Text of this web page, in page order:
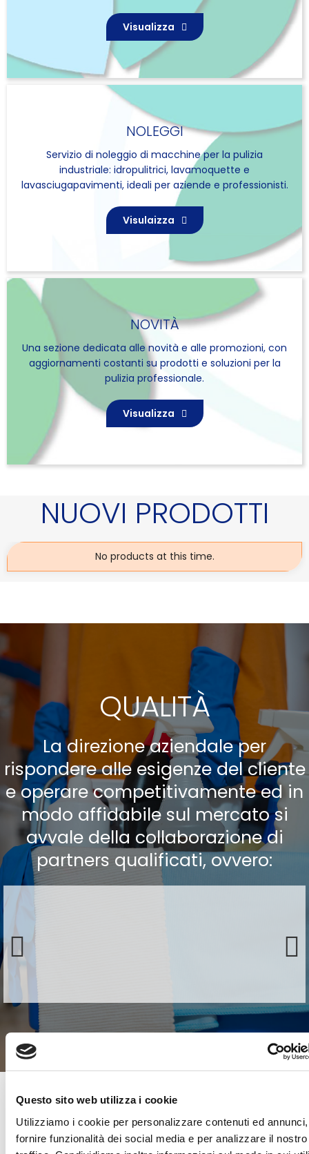
Questo sito web utilizza i cookie
Utilizziamo i cookie per personalizzare contenuti ed
fornire funzionalità dei social media e per analizzare il nostro
Visualizza
NOLEGGI
Servizio di noleggio di macchine per la pulizia
industriale: idropulitrici, lavamoquette e
lavasciugapavimenti, ideali per aziende e professionisti.
Visulaizza
NOVITÀ
Una sezione dedicata alle novità e alle promozioni, con
aggiornamenti costanti su prodotti e soluzioni per la
pulizia professionale.
Visualizza
NUOVI PRODOTTI
No products at this time.
QUALITÀ
La direzione aziendale per
rispondere alle esigenze del cliente
e operare competitivamente ed in
modo affidabile sul mercato si
avvale della collaborazione di
partners qualificati, ovvero:
SCOPRI LA NOSTRA